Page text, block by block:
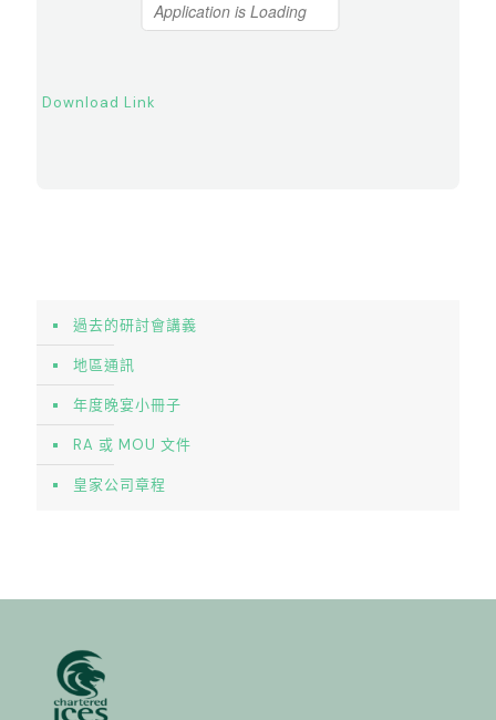
Download Link
過去的研討會講義
地區通訊
年度晚宴小冊子
RA 或 MOU 文件
皇家公司章程